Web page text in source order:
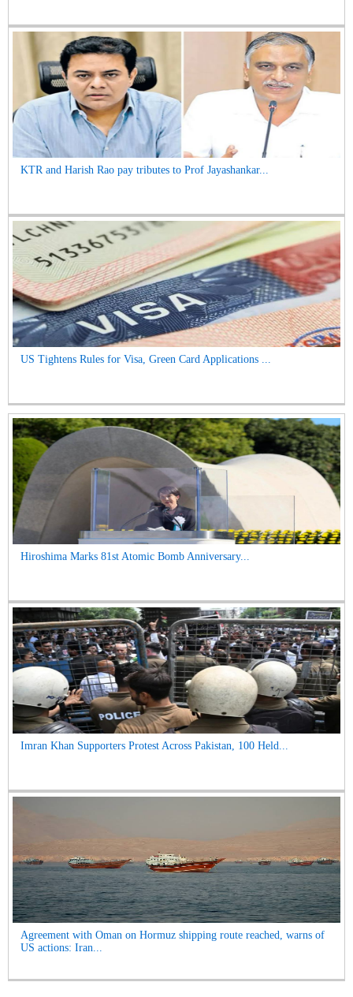
KTR and Harish Rao pay tributes to Prof Jayashankar...
US Tightens Rules for Visa, Green Card Applications ...
Hiroshima Marks 81st Atomic Bomb Anniversary...
Imran Khan Supporters Protest Across Pakistan, 100 Held...
Agreement with Oman on Hormuz shipping route reached, warns of
US actions: Iran...